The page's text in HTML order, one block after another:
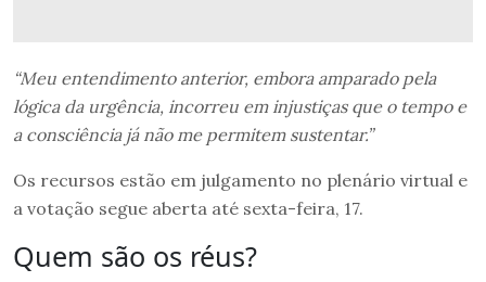
“Meu entendimento anterior, embora amparado pela
lógica da urgência, incorreu em injustiças que o tempo e
a consciência já não me permitem sustentar.”
Os recursos estão em julgamento no plenário virtual e
a votação segue aberta até sexta-feira, 17.
Quem são os réus?